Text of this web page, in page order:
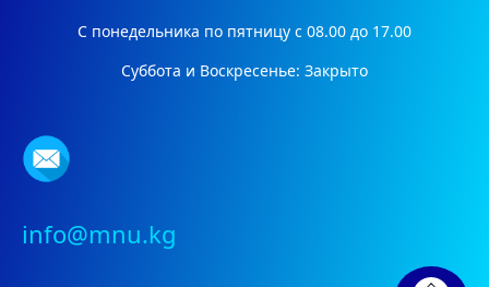
С понедельника по пятницу с 08.00 до 17.00
Суббота и Воскресенье: Закрыто
info@mnu.kg